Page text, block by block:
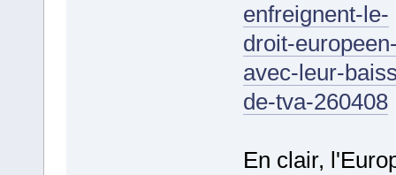
enfreignent-le-
droit-
avec-leur-
de-tva-260408
En clair,